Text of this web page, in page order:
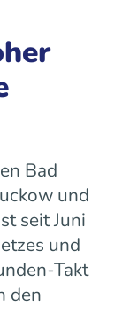
Bad
und
seit Juni
und
Takt
den